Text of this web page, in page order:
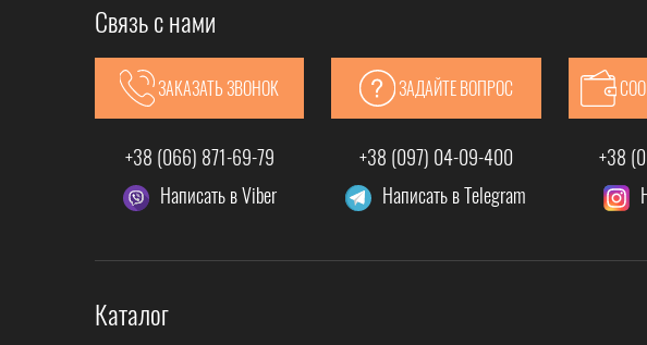
мира.
Что касается качества, то вся представленные модели соответствуют европейским
Связь с нами
ЗАКАЗАТЬ ЗВОНОК ЗАДАЙТЕ ВОПРОС
+38 (066) 871-69-79 +38 (097) 04-09-400
+38
Написать в Viber
Написать в Telegram
Каталог